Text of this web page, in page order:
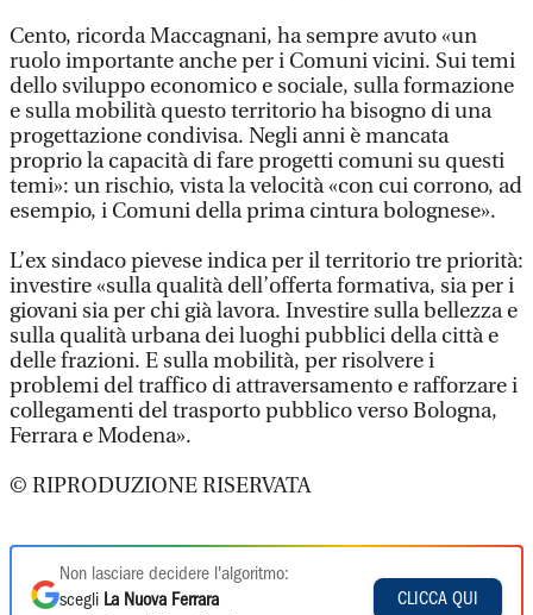
Cento, ricorda Maccagnani, ha sempre avuto «un
ruolo importante anche per i Comuni vicini. Sui temi
dello sviluppo economico e sociale, sulla formazione
e sulla mobilità questo territorio ha bisogno di una
progettazione condivisa. Negli anni è mancata
proprio la capacità di fare progetti comuni su questi
temi»: un rischio, vista la velocità «con cui corrono, ad
esempio, i Comuni della prima cintura bolognese».
L’ex sindaco pievese indica per il territorio tre priorità:
investire «sulla qualità dell’offerta formativa, sia per i
giovani sia per chi già lavora. Investire sulla bellezza e
sulla qualità urbana dei luoghi pubblici della città e
delle frazioni. E sulla mobilità, per risolvere i
problemi del traffico di attraversamento e rafforzare i
collegamenti del trasporto pubblico verso Bologna,
Ferrara e Modena».
© RIPRODUZIONE RISERVATA
Non lasciare decidere l'algoritmo:
scegli La Nuova Ferrara
CLICCA QUI